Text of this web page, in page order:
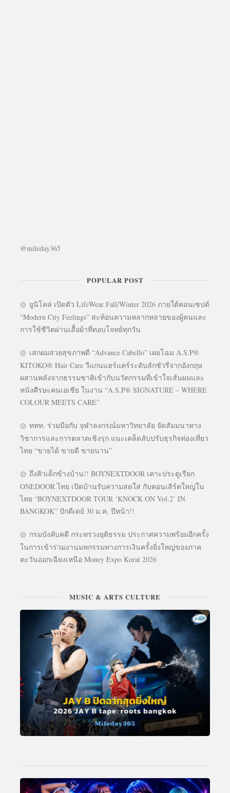
@mileday365
POPULAR POST
ยูนิโคล่ เปิดตัว LifeWear Fall/Winter 2026 ภายใต้คอนเซปต์
“Modern City Feelings” สะท้อนความหลากหลายของผู้คนและ
การใช้ชีวิตผ่านเสื้อผ้าที่ตอบโจทย์ทุกวัน
เสกผมสวยสุขภาพดี “Advance Cabello” เผยโฉม A.S.P®
KITOKO® Hair Care วีแกนแฮร์แคร์ระดับลักชัวรีจากอังกฤษ
ผสานพลังจากธรรมชาติเข้ากับนวัตกรรมที่เข้าใจเส้นผมและ
หนังศีรษะคนเอเชีย ในงาน “A.S.P® SIGNATURE – WHERE
COLOUR MEETS CARE”
ททท. ร่วมมือกับ จุฬาลงกรณ์มหาวิทยาลัย จัดสัมมนาทาง
วิชาการและการตลาดเชิงรุก แนะเคล็ดลับปรับธุรกิจท่องเที่ยว
ไทย “ขายได้ ขายดี ขายนาน”
ถึงคิวเด็กข้างบ้าน!! BOYNEXTDOOR เคาะประตูเรียก
ONEDOOR ไทย เปิดบ้านรับความสดใส กับคอนเสิร์ตใหญ่ใน
ไทย “BOYNEXTDOOR TOUR ‘KNOCK ON Vol.2’ IN
BANGKOK” ปักดีเดย์ 30 ม.ค. ปีหน้า!!
กรมบังคับคดี กระทรวงยุติธรรม ประกาศความพร้อมอีกครั้ง
ในการเข้าร่วมงานมหกรรมทางการเงินครั้งยิ่งใหญ่ของภาค
ตะวันออกเฉียงเหนือ Money Expo Korat 2026
MUSIC & ARTS CULTURE